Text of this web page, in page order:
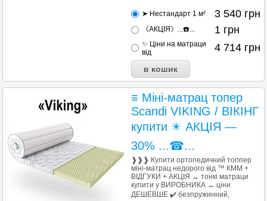
➤ Нестандарт 1 м² 3 540 грн
《АКЦІЯ》...☎️... 1 грн
✨ Ціни на матраци
від
4 714 грн
≡ Міні-матрац топер
Scandi VIKING / ВІКІНГ
купити ✴️ АКЦІЯ —
30% ...☎...
❱❱❱ Купити ортопедичний топпер
міні-матрац недорого від ™ КММ +
ВІДГУКИ + АКЦІЯ ↔ тонкі матраци
купити у ВИРОБНИКА ↔ ціни
ДЕШЕВШЕ ✔️ безпружинний,